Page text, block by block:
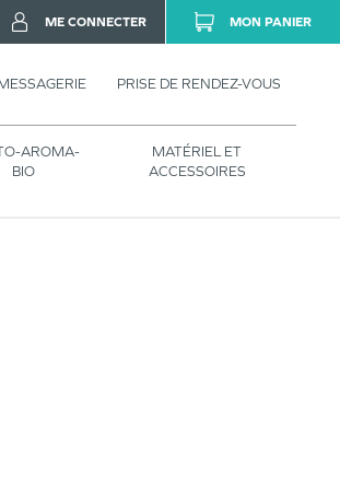
PRISE DE RENDEZ-VOUS
AROMA-
BIO
MATÉRIEL ET
ACCESSOIRES
ME CONNECTER MON PANIER